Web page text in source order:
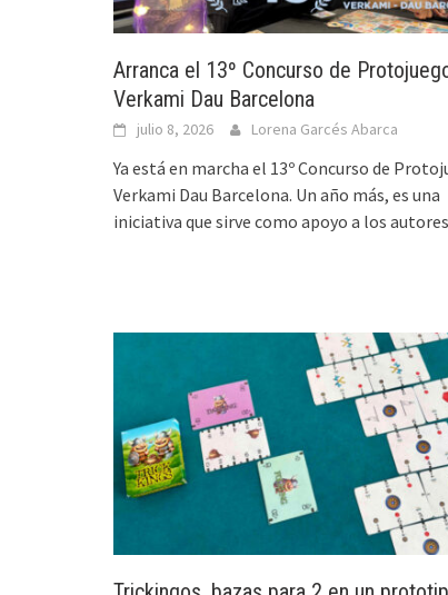
Arranca el 13º Concurso de
Verkami Dau Barcelona
julio 8, 2026 Lorena Garcés Abarca
Ya está en marcha el 13º Concurso de
Verkami Dau Barcelona. Un año más, es una
iniciativa que sirve como apoyo a los autores